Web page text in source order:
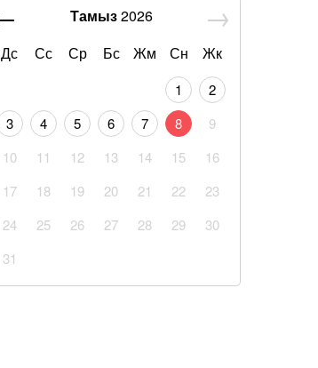
Тамыз2026
Дс
Сс Ср Бс Жм Сн Жк
1
2
3
4 5 6 7 8
9
10
11 12 13 14 15
16
17
18 19 20 21 22
23
24
25 26 27 28 29
30
31